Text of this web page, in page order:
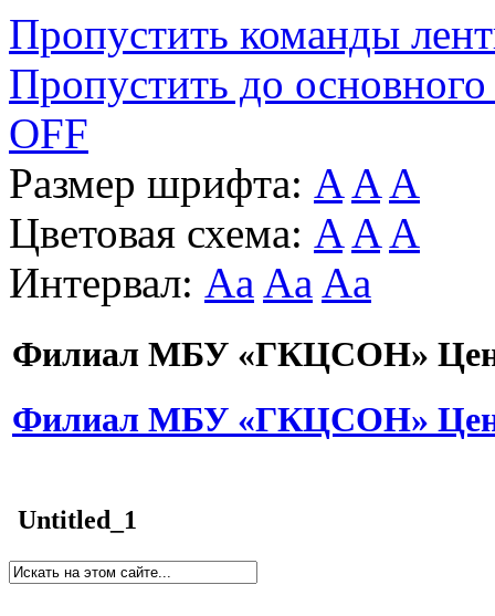
Пропустить команды
Пропустить до основного
OFF
Размер шрифта: A A A
Цветовая схема: A A A
Интервал: Aa Aa Aa
Филиал МБУ «ГКЦСОН»
Филиал МБУ «ГКЦСОН»
Untitled_1